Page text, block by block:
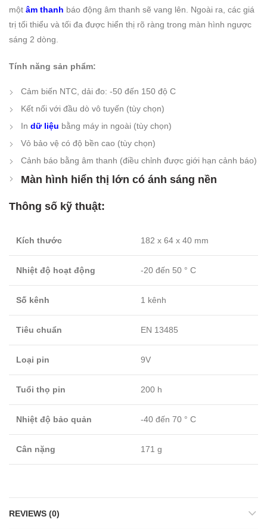
một âm thanh báo động âm thanh sẽ vang lên.
Ngoài ra, các giá
trị tối thiểu và tối đa được hiển thị rõ ràng trong màn hình ngược
sáng 2 dòng.
Tính năng sản phẩm:
Cảm biến NTC, dải đo: -50 đến 150 độ C
Kết nối với đầu dò vô tuyến (tùy chọn)
In dữ liệu bằng máy in ngoài (tùy chọn)
Vỏ bảo vệ có độ bền cao (tùy chọn)
Cảnh báo bằng âm thanh (điều chỉnh được giới hạn cảnh báo)
Màn hình hiển thị lớn có ánh sáng nền
Thông số kỹ thuật:
Kích thước 182 x 64 x 40 mm
Nhiệt độ hoạt động -20 đến 50 ° C
Số kênh 1 kênh
Tiêu chuẩn EN 13485
Loại pin 9V
Tuổi thọ pin 200 h
Nhiệt độ bảo quản -40 đến 70 ° C
Cân nặng 171 g
REVIEWS (0)